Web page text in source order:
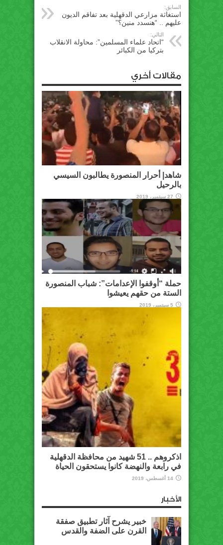
السابق:
استغاثة مزارعي الدقهلية بعد تفاقم الديون
عليهم .. “هنسدد منين؟”
التالي:
“اتحاد علماء المسلمين”: محاولة الانقلاب
بتركيا من الكبائر
مقالات أخري
شاهد| أحرار المنصورة يطالبون السيسي
بالرحيل
27 سبتمبر، 2019
حملة “أوقفوا الإعدامات”: شباب المنصورة
الستة من حقهم يعيشوا
5 سبتمبر، 2019
اذكروهم .. 51 شهيد من محافظة الدقهلية
في رابعة والنهضة كانوا يستحقون الحياة
14 أغسطس، 2019
الأخبار
خبير يشرح آثار تطبيق صفقة
القرن على الضفة والقدس